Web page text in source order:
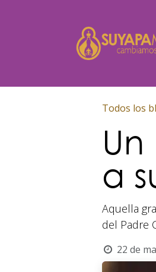
Todos los
a
Aquella
del Padre
22 de